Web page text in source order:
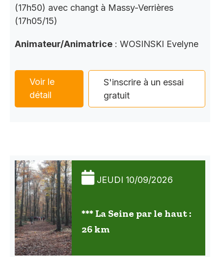
(17h50) avec changt à Massy-Verrières
(17h05/15)
Animateur/Animatrice : WOSINSKI Evelyne
Voir le
détail
S'inscrire à un essai
gratuit
JEUDI 10/09/2026
*** La Seine par le haut :
26 km